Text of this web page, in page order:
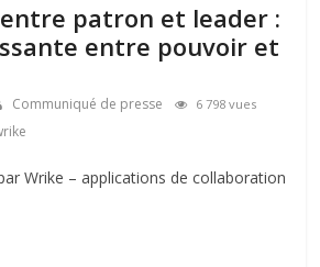
patron et leader :
entre pouvoir et
Communiqué de presse 6 798 vues
Wrike – applications de collaboration